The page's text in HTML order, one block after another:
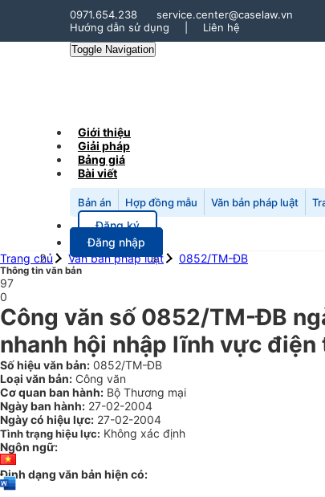
0971.654.238
service.center@caselaw.vn
Hướng dẫn sử dụng
Liên hệ
Toggle Navigation
Giới thiệu
Giải pháp
Bảng giá
Bài viết
Bản án Hợp đồng mẫu Văn bản pháp luật
Đăng ký
Đăng nhập
Trang chủ
Văn bản pháp luật 0852/TM-ĐB
Thông tin văn bản
97
0
Công văn số 0852/TM-ĐB
nhanh hội nhập lĩnh vực
Số hiệu văn bản: 0852/TM-ĐB
Loại văn bản: Công văn
Cơ quan ban hành: Bộ Thương mại
Ngày ban hành: 27-02-2004
Ngày có hiệu lực: 27-02-2004
Tình trạng hiệu lực: Không xác định
Ngôn ngữ:
Định dạng văn bản hiện có: